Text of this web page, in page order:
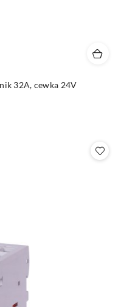
32A, cewka 24V